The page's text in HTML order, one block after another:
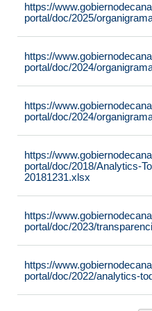
https://
portal/doc/2025/
https://
portal/doc/2024/
https://
portal/doc/2024/
https://
portal/doc/2018/Analytics-
20181231.xlsx
https://
portal/doc/2023/
https://
portal/doc/2022/analytics-